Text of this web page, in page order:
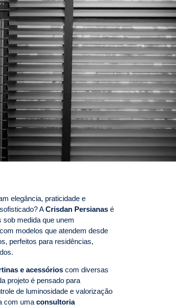
elegância, praticidade e
ACrisdan Persianasé
medida que unem
modelos que atendem desde
perfeitos para residências,
e acessórioscom diversas
projeto é pensado para
de luminosidade e valorização
com uma consultoria